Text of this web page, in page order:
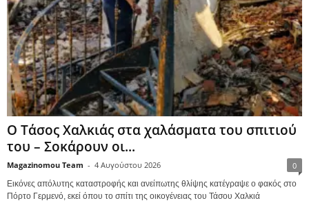
Ο Τάσος Χαλκιάς στα χαλάσματα του σπιτιού
του – Σοκάρουν οι...
Magazinomou Team - 4 Αυγούστου 2026 0
Εικόνες απόλυτης καταστροφής και ανείπωτης θλίψης κατέγραψε ο φακός στο
Πόρτο Γερμενό, εκεί όπου το σπίτι της οικογένειας του Τάσου Χαλκιά